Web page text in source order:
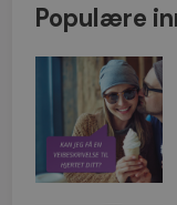
Populære